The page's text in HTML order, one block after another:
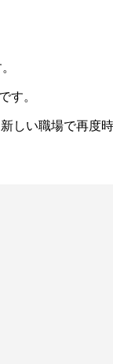
す。
い職場で再度